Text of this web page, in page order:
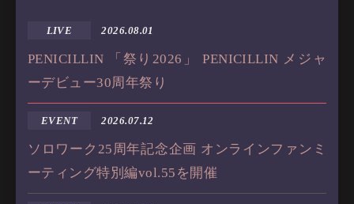
LIVE 2026.08.01
PENICILLIN 「祭り2026」 PENICILLIN メジャ
ーデビュー30周年祭り
EVENT 2026.07.12
ソロワーク25周年記念企画 オンラインファンミ
ーティング特別編vol.55を開催